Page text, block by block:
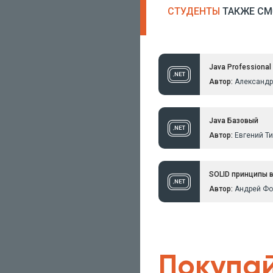
СТУДЕНТЫ ТАКЖЕ
Java Professional
Автор:
Java Базовый
Автор: Евгений
SOLID принципы
Автор: Андрей